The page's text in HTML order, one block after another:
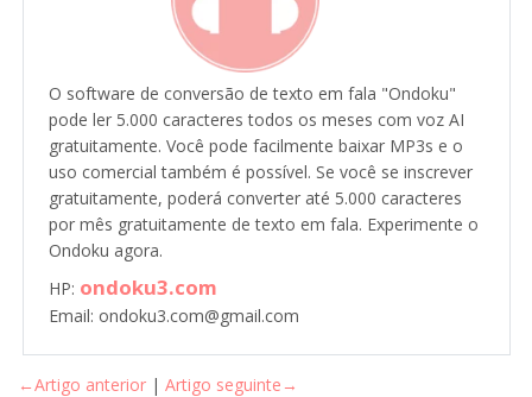
O software de conversão de texto em fala "Ondoku"
pode ler 5.000 caracteres todos os meses com voz AI
gratuitamente. Você pode facilmente baixar MP3s e o
uso comercial também é possível. Se você se inscrever
gratuitamente, poderá converter até 5.000 caracteres
por mês gratuitamente de texto em fala. Experimente o
Ondoku agora.
HP: ondoku3.com
Email: ondoku3.com@gmail.com
←Artigo anterior | Artigo seguinte→